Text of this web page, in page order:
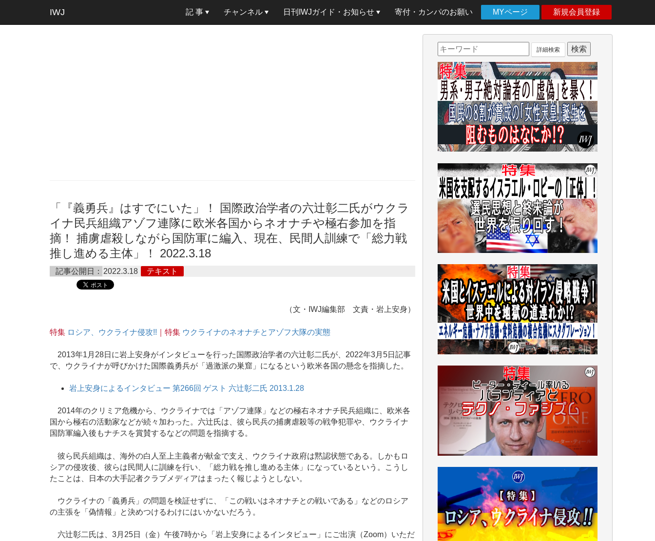
IWJ 記 事 チャンネル 日刊IWJガイド・お知らせ 寄付・カンパのお願い MYページ 新規会員登録
「『義勇兵』はすでにいた」！ 国際政治学者の六辻彰二氏がウクラ
イナ民兵組織アゾフ連隊に欧米各国からネオナチや極右参加を指
摘！ 捕虜虐殺しながら国防軍に編入、現在、民間人訓練で「総力戦
推し進める主体」！ 2022.3.18
記事公開日： 2022.3.18 テキスト
（文・IWJ編集部 文責・岩上安身）
特集 ロシア、ウクライナ侵攻!! ｜特集 ウクライナのネオナチとアゾフ大隊の実態
2013年1月28日に岩上安身がインタビューを行った国際政治学者の六辻彰二氏が、2022年3月5日記事
で、ウクライナが呼びかけた国際義勇兵が「過激派の巣窟」になるという欧米各国の懸念を指摘した。
岩上安身によるインタビュー 第266回 ゲスト 六辻彰二氏 2013.1.28
2014年のクリミア危機から、ウクライナでは「アゾフ連隊」などの極右ネオナチ民兵組織に、欧米各
国から極右の活動家などが続々加わった。六辻氏は、彼ら民兵の捕虜虐殺等の戦争犯罪や、ウクライナ
国防軍編入後もナチスを賞賛するなどの問題を指摘する。
彼ら民兵組織は、海外の白人至上主義者が献金で支え、ウクライナ政府は黙認状態である。しかもロ
シアの侵攻後、彼らは民間人に訓練を行い、「総力戦を推し進める主体」になっているという。こうし
たことは、日本の大手記者クラブメディアはまったく報じようとしない。
ウクライナの「義勇兵」の問題を検証せずに、「この戦いはネオナチとの戦いである」などのロシア
の主張を「偽情報」と決めつけるわけにはいかないだろう。
六辻彰二氏は、3月25日（金）午後7時から「岩上安身によるインタビュー」にご出演（Zoom）いただ
詳細検索